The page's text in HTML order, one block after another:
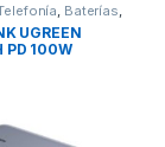
, Baterías,
UGREEN
100W